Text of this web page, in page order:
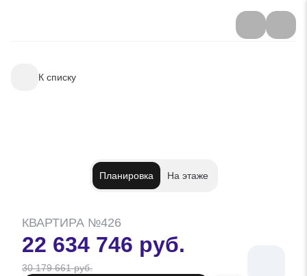
К списку
Планировка На этаже
КВАРТИРА №426
22 634 746 руб.
30 179 661 руб.